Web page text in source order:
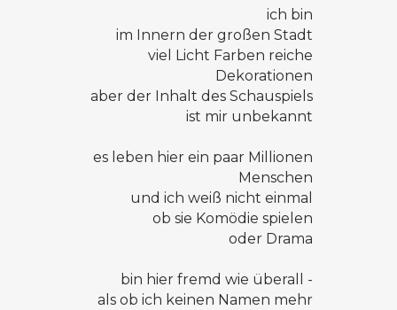
ich bin
im Innern der großen Stadt
viel Licht Farben reiche
Dekorationen
aber der Inhalt des Schauspiels
ist mir unbekannt
es leben hier ein paar Millionen
Menschen
und ich weiß nicht einmal
ob sie Komödie spielen
oder Drama
bin hier fremd wie überall -
als ob ich keinen Namen mehr